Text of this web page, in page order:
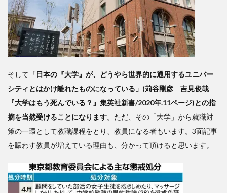
そして 「日本の『大学』が、どうやら世界的に通用するユニバー
シティとはかけ離れたものになっている」(苅谷剛彦 吉見俊哉
『大学はもう死んでいる？』集英社新書/2020年.11ページ)との指
摘を当然受けることになります。ただ、その「大学」から就職対
策の一環として教職課程をとり、教員になる者もいます。3面記事
を賑わす教員が増えている理由も、分かって頂けると思います。